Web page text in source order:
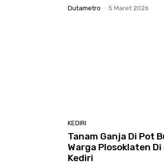
Dutametro - 5 Maret 2026
KEDIRI
Tanam Ganja Di Pot
Warga Plosoklaten
Kediri